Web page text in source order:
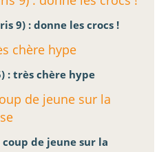
9) : donne les crocs !
: très chère hype
coup de jeune sur la